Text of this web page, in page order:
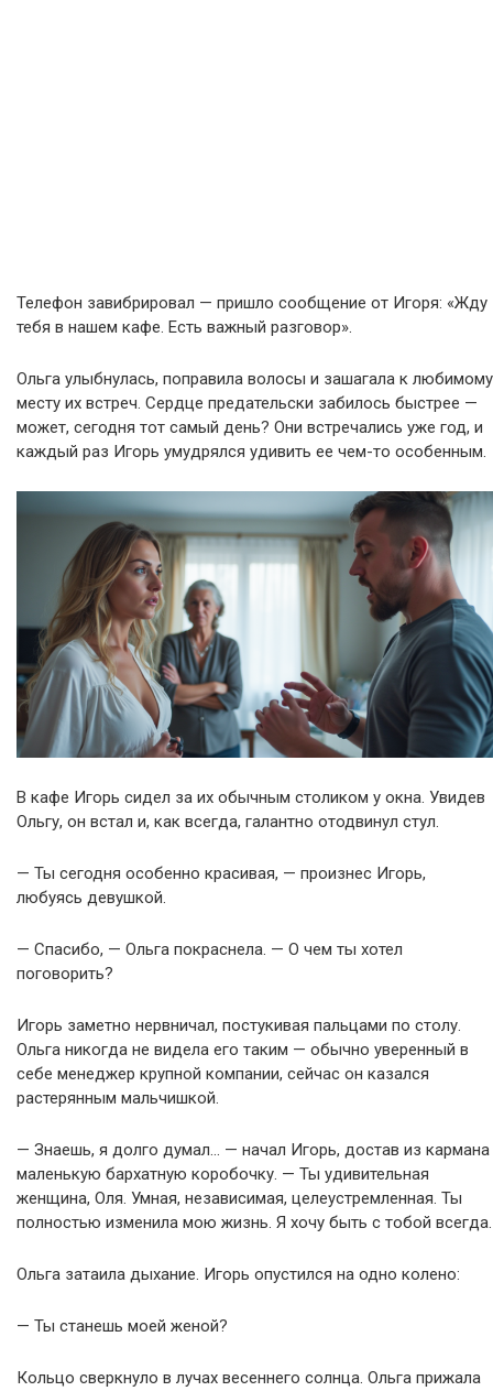
Телефон завибрировал — пришло сообщение от Игоря: «Жду
тебя в нашем кафе. Есть важный разговор».
Ольга улыбнулась, поправила волосы и зашагала к любимому
месту их встреч. Сердце предательски забилось быстрее —
может, сегодня тот самый день? Они встречались уже год, и
каждый раз Игорь умудрялся удивить ее чем-то особенным.
В кафе Игорь сидел за их обычным столиком у окна. Увидев
Ольгу, он встал и, как всегда, галантно отодвинул стул.
— Ты сегодня особенно красивая, — произнес Игорь,
любуясь девушкой.
— Спасибо, — Ольга покраснела. — О чем ты хотел
поговорить?
Игорь заметно нервничал, постукивая пальцами по столу.
Ольга никогда не видела его таким — обычно уверенный в
себе менеджер крупной компании, сейчас он казался
растерянным мальчишкой.
— Знаешь, я долго думал… — начал Игорь, достав из кармана
маленькую бархатную коробочку. — Ты удивительная
женщина, Оля. Умная, независимая, целеустремленная. Ты
полностью изменила мою жизнь. Я хочу быть с тобой всегда.
Ольга затаила дыхание. Игорь опустился на одно колено:
— Ты станешь моей женой?
Кольцо сверкнуло в лучах весеннего солнца. Ольга прижала